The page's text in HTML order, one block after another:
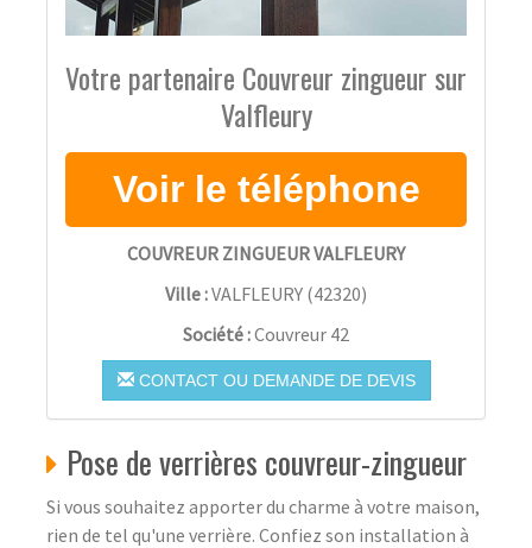
Votre partenaire Couvreur zingueur sur
Valfleury
COUVREUR ZINGUEUR VALFLEURY
Ville :VALFLEURY (42320)
Société :Couvreur 42
CONTACT OU DEMANDE DE DEVIS
Pose de verrières couvreur-zingueur
Si vous souhaitez apporter du charme à votre maison,
rien de tel qu'une verrière. Confiez son installation à